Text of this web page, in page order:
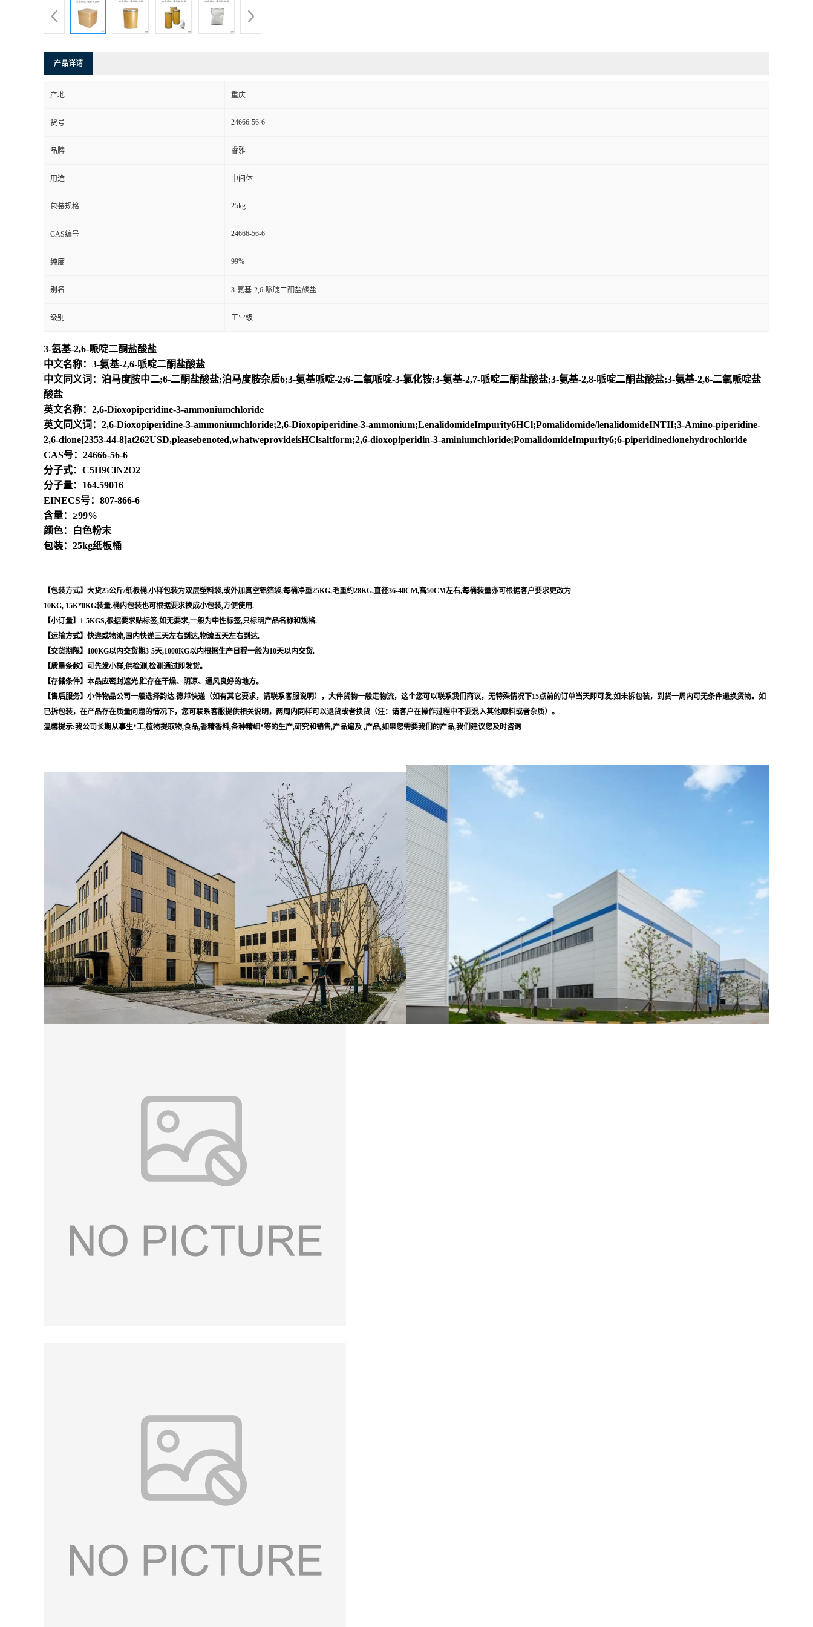
产品详请
产地 重庆
货号 24666-56-6
品牌 睿雅
用途 中间体
包装规格 25kg
CAS编号 24666-56-6
纯度 99%
别名 3-氨基-2,6-哌啶二酮盐酸盐
级别 工业级
3-氨基-2,6-哌啶二酮盐酸盐
中文名称：3-氨基-2,6-哌啶二酮盐酸盐
中文同义词：泊马度胺中二;6-二酮盐酸盐;泊马度胺杂质6;3-氨基哌啶-2;6-二氧哌啶-3-氯化铵;3-氨基-2,7-哌啶二酮盐酸盐;3-氨基-2,8-哌啶二酮盐酸盐;3-氨基-2,6-二氧哌啶盐
酸盐
英文名称：2,6-Dioxopiperidine-3-ammoniumchloride
英文同义词：2,6-Dioxopiperidine-3-ammoniumchloride;2,6-Dioxopiperidine-3-ammonium;LenalidomideImpurity6HCl;Pomalidomide/lenalidomideINTII;3-Amino-piperidine-
2,6-dione[2353-44-8]at262USD,pleasebenoted,whatweprovideisHClsaltform;2,6-dioxopiperidin-3-aminiumchloride;PomalidomideImpurity6;6-piperidinedionehydrochloride
CAS号：24666-56-6
分子式：C5H9ClN2O2
分子量：164.59016
EINECS号：807-866-6
含量：≥99%
颜色：白色粉末
包装：25kg纸板桶
【包装方式】大货25公斤/纸板桶,小样包装为双层塑料袋,或外加真空铝箔袋,每桶净重25KG,毛重约28KG,直径36-40CM,高50CM左右,每桶装量亦可根据客户要求更改为
10KG, 15K*0KG装量.桶内包装也可根据要求换成小包装,方便使用.
【小订量】1-5KGS,根据要求贴标签,如无要求,一般为中性标签,只标明产品名称和规格.
【运输方式】快递或物流,国内快递三天左右到达,物流五天左右到达.
【交货期限】100KG以内交货期3-5天,1000KG以内根据生产日程一般为10天以内交货.
【质量条款】可先发小样,供检测,检测通过即发货。
【存储条件】本品应密封遮光,贮存在干燥、阴凉、通风良好的地方。
【售后服务】小件物品公司一般选择韵达.德邦快递（如有其它要求，请联系客服说明），大件货物一般走物流，这个您可以联系我们商议，无特殊情况下15点前的订单当天即可发.如未拆包装，到货一周内可无条件退换货物。如
已拆包装，在产品存在质量问题的情况下，您可联系客服提供相关说明，两周内同样可以退货或者换货（注：请客户在操作过程中不要混入其他原料或者杂质）。
温馨提示:我公司长期从事生*工,植物提取物,食品,香精香料,各种精细*等的生产,研究和销售,产品遍及 ,产品,如果您需要我们的产品,我们建议您及时咨询